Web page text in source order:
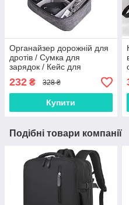
Органайзер дорожній для
дротів / Сумка для
зарядок / Кейс для
Сумка органайзер
232 ₴ 328 ₴
Купити
Подібні товари компанії